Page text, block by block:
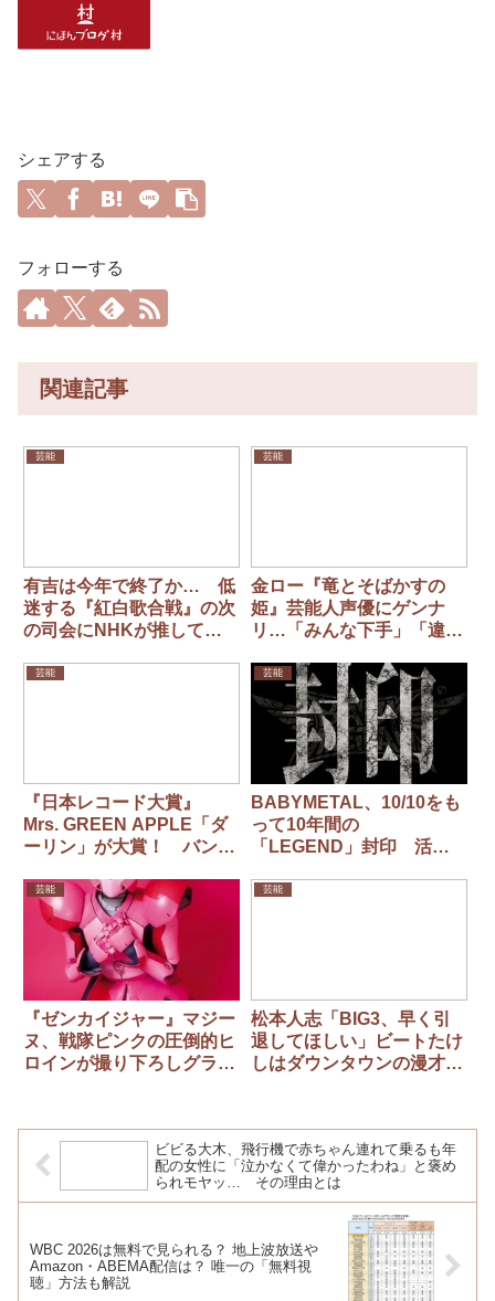
シェアする
フォローする
関連記事
芸能
有吉は今年で終了か… 低
迷する『紅白歌合戦』の次
の司会にNHKが推してい
芸能
金ロー『竜とそばかすの
姫』芸能人声優にゲンナ
リ…「みんな下手」「違和
芸能
『日本レコード大賞』
Mrs. GREEN APPLE「ダ
ーリン」が大賞！ バンド
芸能
BABYMETAL、10/10をも
って10年間の
「LEGEND」封印 活動
芸能
『ゼンカイジャー』マジー
ヌ、戦隊ピンクの圧倒的ヒ
ロインが撮り下ろしグラビ
芸能
松本人志「BIG3、早く引
退してほしい」ビートたけ
しはダウンタウンの漫才を
ビビる大木、飛行機で赤ちゃん連れて乗るも年
配の女性に「泣かなくて偉かったわね」と褒め
られモヤッ… その理由とは
WBC 2026は無料で見られる？ 地上波放送や
Amazon・ABEMA配信は？ 唯一の「無料視
聴」方法も解説